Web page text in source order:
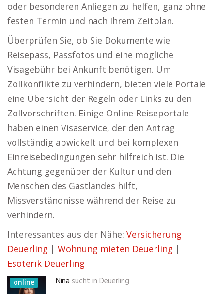
oder besonderen Anliegen zu helfen, ganz ohne
festen Termin und nach Ihrem Zeitplan.
Überprüfen Sie, ob Sie Dokumente wie
Reisepass, Passfotos und eine mögliche
Visagebühr bei Ankunft benötigen. Um
Zollkonflikte zu verhindern, bieten viele Portale
eine Übersicht der Regeln oder Links zu den
Zollvorschriften. Einige Online-Reiseportale
haben einen Visaservice, der den Antrag
vollständig abwickelt und bei komplexen
Einreisebedingungen sehr hilfreich ist. Die
Achtung gegenüber der Kultur und den
Menschen des Gastlandes hilft,
Missverständnisse während der Reise zu
verhindern.
Interessantes aus der Nähe: Versicherung
Deuerling | Wohnung mieten Deuerling |
Esoterik Deuerling
online Nina sucht in Deuerling